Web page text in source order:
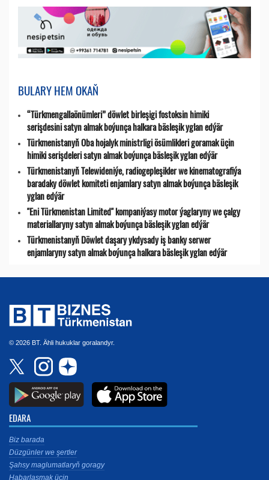
BULARY HEM OKAŇ
“Türkmengallaönümleri” döwlet birleşigi fostoksin himiki
serişdesini satyn almak boýunça halkara bäsleşik yglan edýär
Türkmenistanyň Oba hojalyk ministrligi ösümlikleri goramak üçin
himiki serişdeleri satyn almak boýunça bäsleşik yglan edýär
Türkmenistanyň Telewideniýe, radio­gepleşikler we kinematografiýa
baradaky döwlet komiteti enjamlary satyn almak boýunça bäsleşik
yglan edýär
"Eni Türkmenistan Limited" kompaniýasy motor ýaglaryny we çalgy
materiallaryny satyn almak boýunça bäsleşik yglan edýär
Türkmenistanyň Döwlet daşary ykdysady iş banky serwer
enjamlaryny satyn almak boýunça halkara bäsleşik yglan edýär
© 2026 BT. Ähli hukuklar goralandyr.
EDARA
Biz barada
Düzgünler we şertler
Şahsy maglumatlaryň goragy
Habarlaşmak üçin